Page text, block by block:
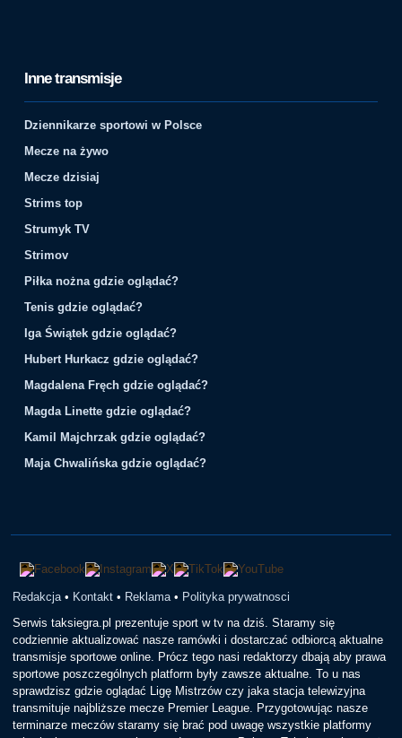
Inne transmisje
Dziennikarze sportowi w Polsce
Mecze na żywo
Mecze dzisiaj
Strims top
Strumyk TV
Strimov
Piłka nożna gdzie oglądać?
Tenis gdzie oglądać?
Iga Świątek gdzie oglądać?
Hubert Hurkacz gdzie oglądać?
Magdalena Fręch gdzie oglądać?
Magda Linette gdzie oglądać?
Kamil Majchrzak gdzie oglądać?
Maja Chwalińska gdzie oglądać?
Redakcja • Kontakt • Reklama • Polityka prywatnosci
Serwis taksiegra.pl prezentuje sport w tv na dziś. Staramy się
codziennie aktualizować nasze ramówki i dostarczać odbiorcą aktualne
transmisje sportowe online. Prócz tego nasi redaktorzy dbają aby prawa
sportowe poszczególnych platform były zawsze aktualne. To u nas
sprawdzisz gdzie oglądać Ligę Mistrzów czy jaka stacja telewizyjna
transmituje najbliższe mecze Premier League. Przygotowując nasze
terminarze meczów staramy się brać pod uwagę wszystkie platformy